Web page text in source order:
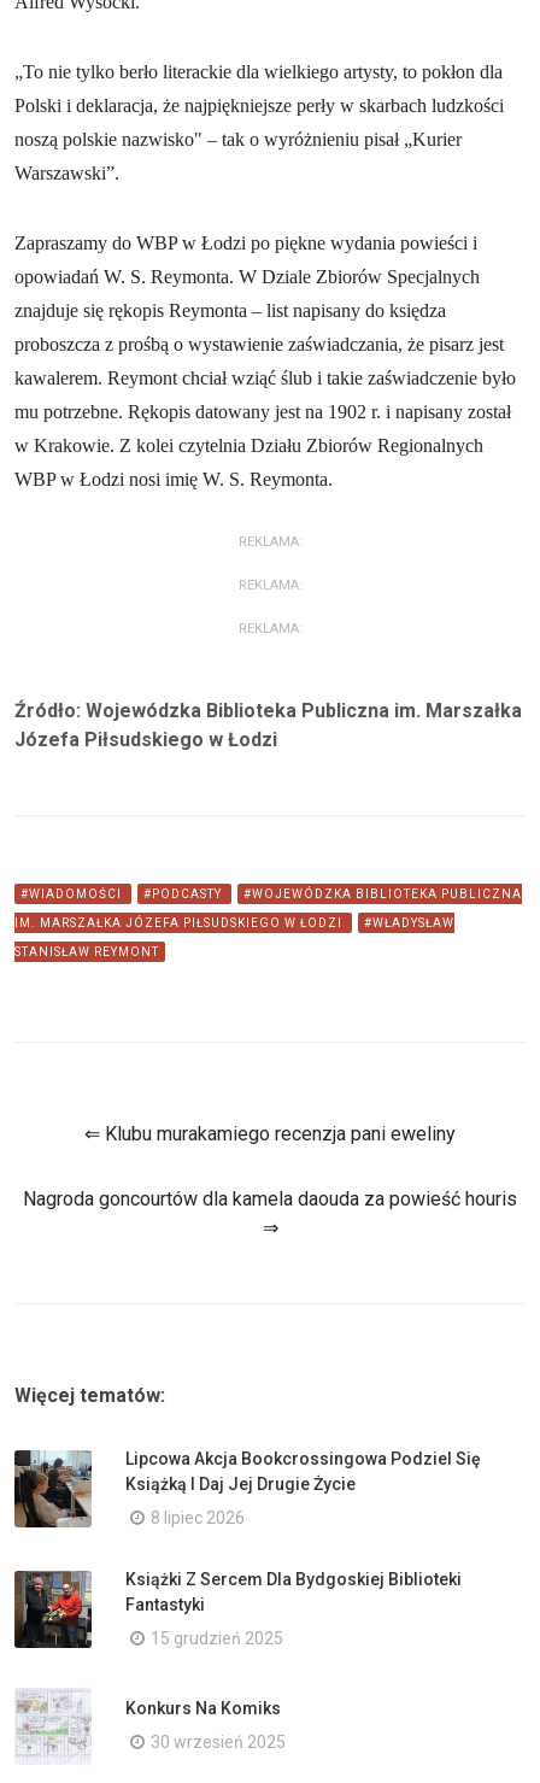
„To nie tylko berło literackie dla wielkiego artysty, to pokłon dla
Polski i deklaracja, że najpiękniejsze perły w skarbach ludzkości
noszą polskie nazwisko" – tak o wyróżnieniu pisał „Kurier
Warszawski”.
Zapraszamy do WBP w Łodzi po piękne wydania powieści i
opowiadań W. S. Reymonta. W Dziale Zbiorów Specjalnych
znajduje się rękopis Reymonta – list napisany do księdza
proboszcza z prośbą o wystawienie zaświadczania, że pisarz jest
kawalerem. Reymont chciał wziąć ślub i takie zaświadczenie było
mu potrzebne. Rękopis datowany jest na 1902 r. i napisany został
w Krakowie. Z kolei czytelnia Działu Zbiorów Regionalnych
WBP w Łodzi nosi imię W. S. Reymonta.
REKLAMA:
REKLAMA:
REKLAMA:
Źródło: Wojewódzka Biblioteka Publiczna im. Marszałka
Józefa Piłsudskiego w Łodzi
#WIADOMOŚCI #PODCASTY #WOJEWÓDZKA BIBLIOTEKA PUBLICZNA
IM. MARSZAŁKA JÓZEFA PIŁSUDSKIEGO W ŁODZI #WŁADYSŁAW
STANISŁAW REYMONT
⇐ Klubu murakamiego recenzja pani eweliny
Nagroda goncourtów dla kamela daouda za powieść houris
⇒
Więcej tematów:
Lipcowa Akcja Bookcrossingowa Podziel Się
Książką I Daj Jej Drugie Życie
8 lipiec 2026
Książki Z Sercem Dla Bydgoskiej Biblioteki
Fantastyki
15 grudzień 2025
Konkurs Na Komiks
30 wrzesień 2025